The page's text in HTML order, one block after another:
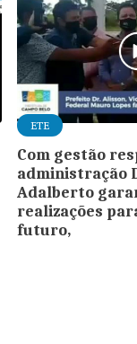
ETE
Com gestão
administração
Adalberto
realizações
futuro,